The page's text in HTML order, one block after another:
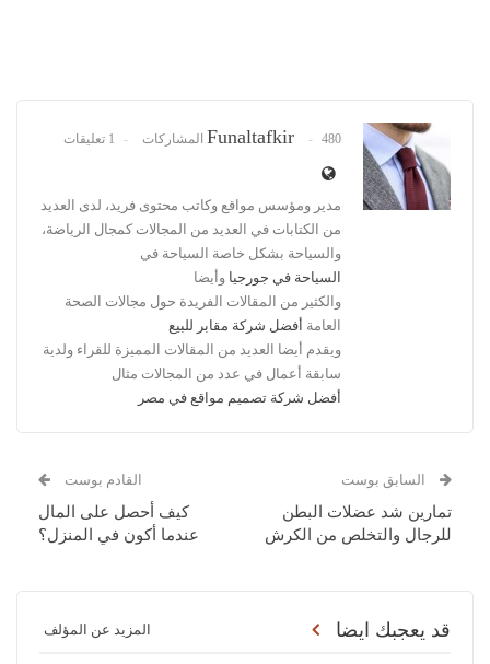
Funaltafkir 480 المشاركات 1 تعليقات
مدير ومؤسس مواقع وكاتب محتوى فريد، لدى العديد
من الكتابات في العديد من المجالات كمجال الرياضة،
والسياحة بشكل خاصة السياحة في
السياحة في جورجيا وأيضا
والكثير من المقالات الفريدة حول مجالات الصحة
العامة أفضل شركة مقابر للبيع
ويقدم أيضا العديد من المقالات المميزة للقراء ولدية
سابقة أعمال في عدد من المجالات مثال
أفضل شركة تصميم مواقع في مصر
السابق بوست
تمارين شد عضلات البطن
للرجال والتخلص من الكرش
القادم بوست
كيف أحصل على المال
عندما أكون في المنزل؟
قد يعجبك ايضا المزيد عن المؤلف